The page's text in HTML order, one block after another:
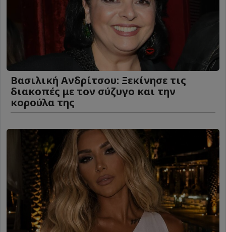
Βασιλική Ανδρίτσου: Ξεκίνησε τις
διακοπές με τον σύζυγο και την
κορούλα της